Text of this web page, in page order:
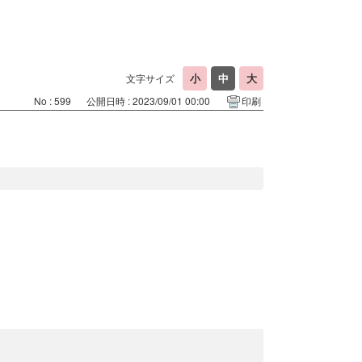
文字サイズ
No : 599 公開日時 : 2023/09/01 00:00 印刷